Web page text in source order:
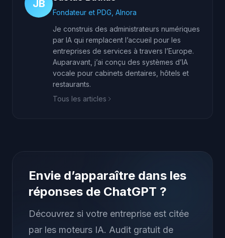
JB
Fondateur et PDG, AInora
Je construis des administrateurs numériques
par IA qui remplacent l’accueil pour les
entreprises de services à travers l’Europe.
Auparavant, j’ai conçu des systèmes d’IA
vocale pour cabinets dentaires, hôtels et
restaurants.
Tous les articles
Envie d’apparaître dans les
réponses de ChatGPT ?
Découvrez si votre entreprise est citée
par les moteurs IA. Audit gratuit de